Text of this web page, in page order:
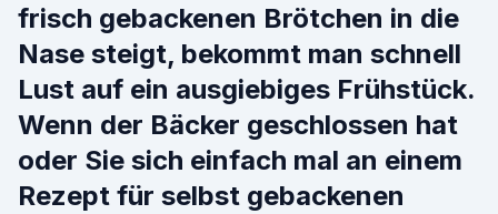
frisch gebackenen Brötchen in die
Nase steigt, bekommt man schnell
Lust auf ein ausgiebiges Frühstück.
Wenn der Bäcker geschlossen hat
oder Sie sich einfach mal an einem
Rezept für selbst gebackenen